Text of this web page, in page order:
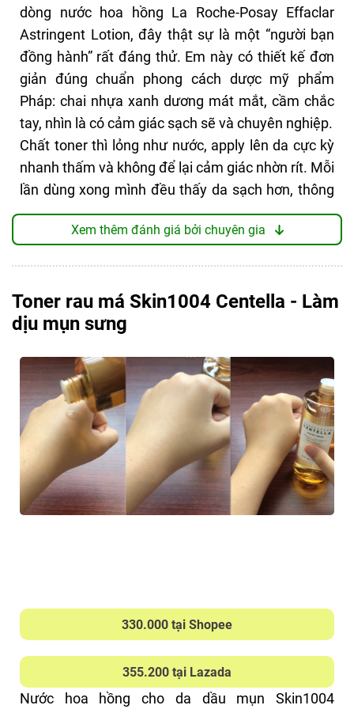
vừa chăm sóc da mụn mỗi ngày một cách dịu nhẹ.
ĐIỂM TỐT
Hỗ trợ giảm mụn hiệu quả, làm sạch da thông
thoáng.
Kiểm soát dầu nhờn, hạn chế tình trạng bóng
nhờn.
Kết cấu lỏng nhẹ, thấm nhanh, không nồng mùi
cồn.
Thành phần an toàn, phù hợp cho da nhạy
cảm.
Giá thành hợp lý, dùng tiết kiệm
Đa năng: dùng như lotion mask, xịt dưỡng hay
pha rửa mặt.
Độ pH ổn định, không gây mất cân bằng da.
THIẾU SÓT
Chai to, hơi bất tiện nếu mang theo khi di
chuyển.
Có thể gây cảm giác châm chích nhẹ ở một số
làn da.
Cần kiên trì sử dụng đều đặn để thấy hiệu quả
dòng nước hoa hồng La Roche-Posay Effaclar
Astringent Lotion, đây thật sự là một “người bạn
đồng hành” rất đáng thử. Em này có thiết kế đơn
giản đúng chuẩn phong cách dược mỹ phẩm
Pháp: chai nhựa xanh dương mát mắt, cầm chắc
tay, nhìn là có cảm giác sạch sẽ và chuyên nghiệp.
Chất toner thì lỏng như nước, apply lên da cực kỳ
nhanh thấm và không để lại cảm giác nhờn rít. Mỗi
lần dùng xong mình đều thấy da sạch hơn, thông
thoáng, đặc biệt là vùng chữ T giảm hẳn dầu.
Dùng một thời gian, mình còn thấy lỗ chân lông có
LHA giúp tẩy tế bào chết nhẹ nhàng, hỗ trợ trị mụn
đầu đen khá ổn, còn nước khoáng La Roche-
có chứa cồn và hương liệu, nên bạn nào có làn da
siêu nhạy cảm thì nên test trước để tránh kích ứng
nhé.
Điều mình thích nhất ở em này là khả năng kiềm
dầu và giữ da khô thoáng lâu, đặc biệt trong
những ngày nóng hay sau khi đeo khẩu trang
nhiều giờ. Dù có tác dụng làm sạch sâu, nhưng da
ĐIỂM TỐT
Bao bì đơn giản, tinh tế, chắc tay.
Chứa BHA, LHA: làm sạch sâu, tẩy tế bào chết
Nước khoáng giàu selenium: làm dịu, cấp ẩm,
Xem thêm đánh giá bởi chuyên gia
Toner rau má Skin1004 Centella - Làm
dịu mụn sưng
330.000 tại Shopee
355.200 tại Lazada
Nước hoa hồng cho da dầu mụn Skin1004